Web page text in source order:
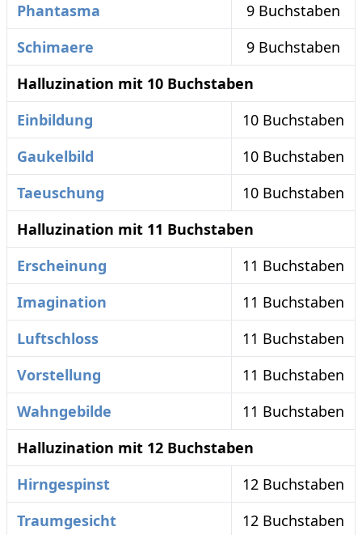
Phantasma
9 Buchstaben
Schimaere
9 Buchstaben
Halluzination mit 10 Buchstaben
Einbildung
10 Buchstaben
Gaukelbild
10 Buchstaben
Taeuschung
10 Buchstaben
Halluzination mit 11 Buchstaben
Erscheinung
11 Buchstaben
Imagination
11 Buchstaben
Luftschloss
11 Buchstaben
Vorstellung
11 Buchstaben
Wahngebilde
11 Buchstaben
Halluzination mit 12 Buchstaben
Hirngespinst
12 Buchstaben
Traumgesicht
12 Buchstaben